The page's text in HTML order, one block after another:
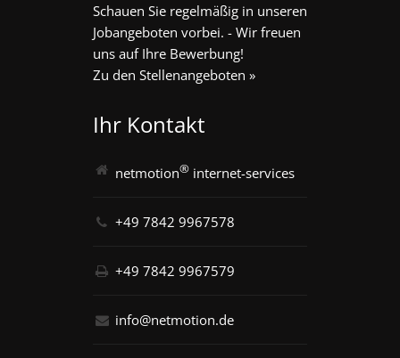
Schauen Sie regelmäßig in unseren
Jobangeboten vorbei. - Wir freuen
uns auf Ihre Bewerbung!
Zu den Stellenangeboten »
Ihr Kontakt
netmotion® internet-services
+49 7842 9967578
+49 7842 9967579
info@netmotion.de